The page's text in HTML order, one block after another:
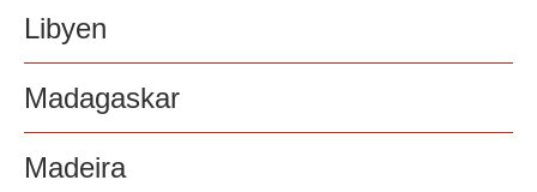
Libyen
Madagaskar
Madeira